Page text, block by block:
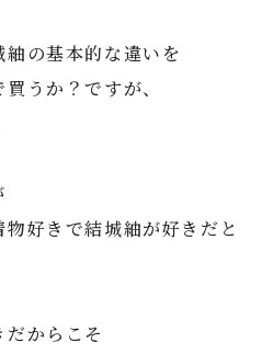
の基本的な違いを
うか？ですが、
好きで結城紬が好きだと
からこそ